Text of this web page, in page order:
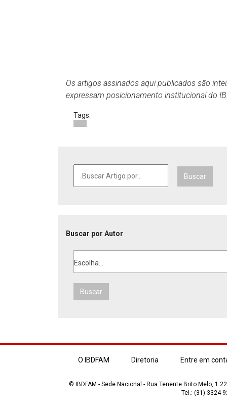
Os artigos assinados aqui publicados são
expressam posicionamento institucional do
Tags:
Buscar
Buscar por Autor
Escolha...
Buscar
O IBDFAM Diretoria Entre em
© IBDFAM - Sede Nacional - Rua Tenente Brito Melo,
Tel.: (31) 3324-